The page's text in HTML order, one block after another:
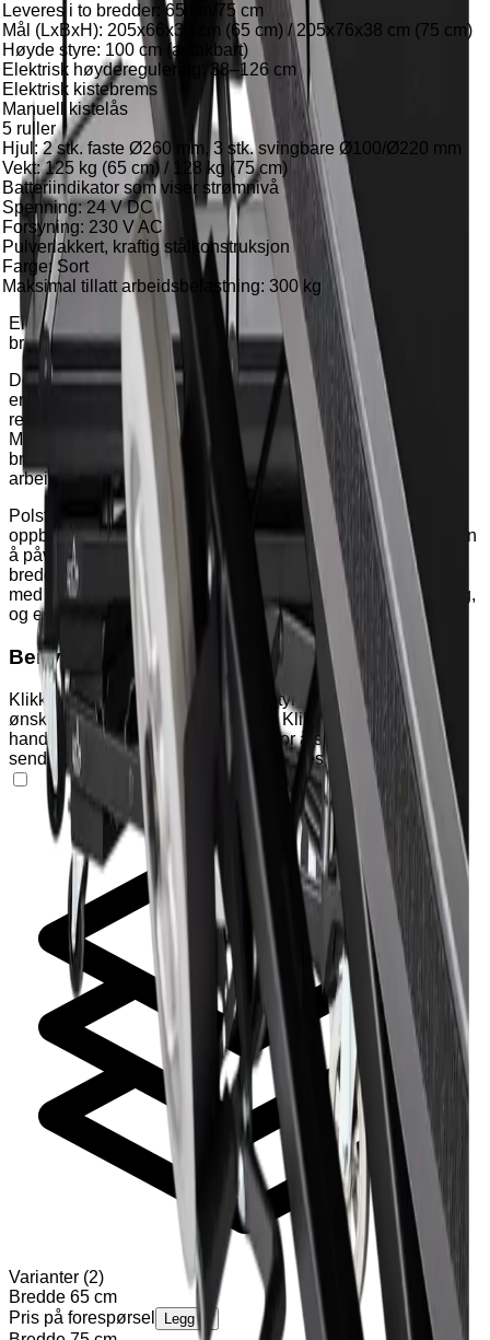
Leveres i to bredder: 65 cm/75 cm
Mål (LxBxH): 205x66x38 cm (65 cm) / 205x76x38 cm (75 cm)
Høyde styre: 100 cm (avtakbart)
Elektrisk høyderegulering: 38–126 cm
Elektrisk kistebrems
Manuell kistelås
5 ruller
Hjul: 2 stk. faste Ø260 mm, 3 stk. svingbare Ø100/Ø220 mm
Vekt: 125 kg (65 cm) / 128 kg (75 cm)
Batteriindikator som viser strømnivå
Spenning: 24 V DC
Forsyning: 230 V AC
Pulverlakkert, kraftig stålkonstruksjon
Farge: Sort
Maksimal tillatt arbeidsbelastning: 300 kg
Elektrisk katafalk med manuell fremdrift – trygg og
brukervennlig for innendørs seremonier
Denne manuelt drevne katafalken er en praktisk og
ergonomisk løsning for kirker og kapeller som ønsker å
redusere belastningen på ansatte ved håndtering av kister.
Med sin stabile konstruksjon, lette manøvrering og
brukervennlige design bidrar katafalken til et forbedret
arbeidsmiljø.
Polstret, avtakbart styre gir god kontroll og kan enkelt
oppbevares i holder på bunnrammen under seremonier, uten
å påvirke hev-/senkefunksjonene. Katafalken leveres i to
bredder – 60 eller 75 cm – og er kompatibel med kistereoler
med to hyller. Den er tiltenkt bruk på jevne og faste underlag,
og egner seg derfor best for innendørs bruk
Benytt handlekurven
Klikk på "Varianter" og "Tilleggsutstyr" nedenfor for å legge
ønskede produkter i handlekurven. Klikk deretter på
handlekurv-ikonet øverst på siden for å se produkter og
sende forespørsel om pristilbud eller bestilling.
Varianter (2)
Bredde 65 cm
Pris på forespørsel
Legg til